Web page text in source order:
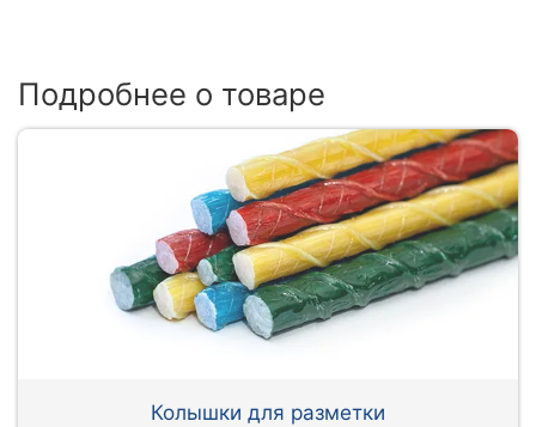
Подробнее о товаре
Колышки для разметки